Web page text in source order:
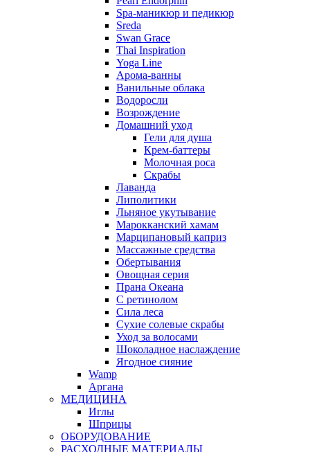
Spa-маникюр и педикюр
Sreda
Swan Grace
Thai Inspiration
Yoga Line
Арома-ванны
Ванильные облака
Водоросли
Возрождение
Домашний уход
Гели для душа
Крем-баттеры
Молочная роса
Скрабы
Лаванда
Липолитики
Льняное укутывание
Марокканский хамам
Марципановый каприз
Массажные средства
Обертывания
Овощная серия
Прана Океана
С ретинолом
Сила леса
Сухие солевые скрабы
Уход за волосами
Шоколадное наслаждение
Ягодное сияние
Wamp
Аргана
МЕДИЦИНА
Иглы
Шприцы
ОБОРУДОВАНИЕ
РАСХОДНЫЕ МАТЕРИАЛЫ